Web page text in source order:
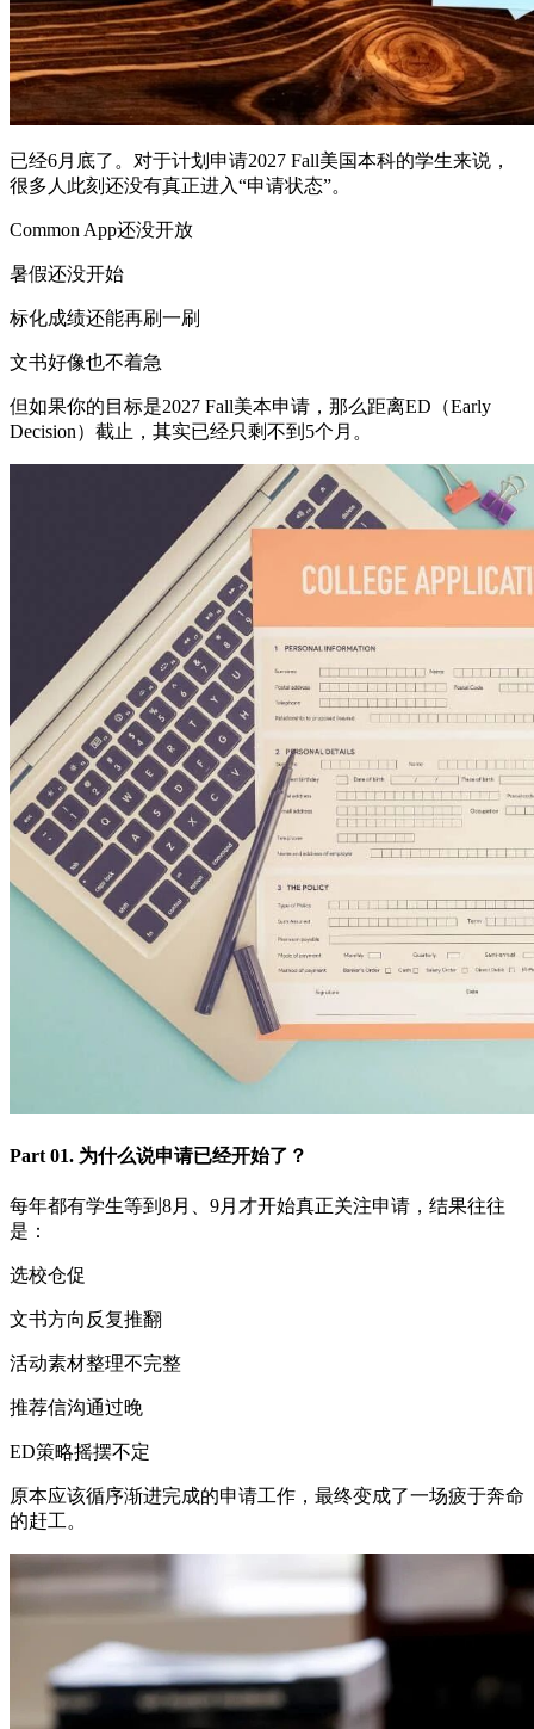
已经6月底了。对于计划申请2027 Fall美国本科的学生来说，
很多人此刻还没有真正进入“申请状态”。
Common App还没开放
暑假还没开始
标化成绩还能再刷一刷
文书好像也不着急
但如果你的目标是2027 Fall美本申请，那么距离ED（Early
Decision）截止，其实已经只剩不到5个月。
Part 01. 为什么说申请已经开始了？
每年都有学生等到8月、9月才开始真正关注申请，结果往往
是：
选校仓促
文书方向反复推翻
活动素材整理不完整
推荐信沟通过晚
ED策略摇摆不定
原本应该循序渐进完成的申请工作，最终变成了一场疲于奔命
的赶工。